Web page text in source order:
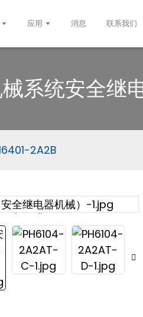
应用 消息 联系我们
系统安全继
2A2B
Loading...
Loading...